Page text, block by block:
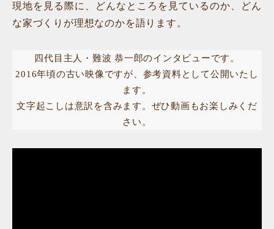
現地を見る際に、どんなところを見ているのか、どん
な家づくりが理想なのかを語ります。
四代目主人・難波 恭一郎のインタビューです。
2016年頃の古い映像ですが、参考資料として公開いたし
ます。
文字起こしは意訳を含みます。ぜひ動画もお楽しみくだ
さい。